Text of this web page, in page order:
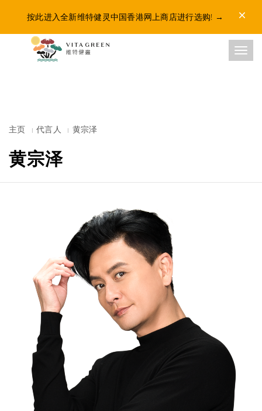
按此进入全新维特健灵中国香港网上商店进行选购! →
主页 代言人 黄宗泽
黄宗泽